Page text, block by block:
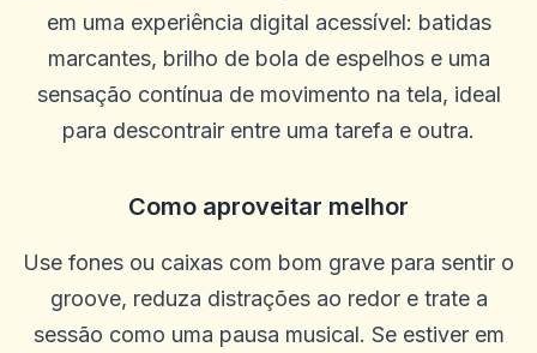
em uma experiência digital acessível: batidas
marcantes, brilho de bola de espelhos e uma
sensação contínua de movimento na tela, ideal
para descontrair entre uma tarefa e outra.
Como aproveitar melhor
Use fones ou caixas com bom grave para sentir o
groove, reduza distrações ao redor e trate a
sessão como uma pausa musical. Se estiver em
B
2025-10-15 07:14:11
uauoooo!!!
Mikey Smooth Loe
S
2025-10-01 07:09:57